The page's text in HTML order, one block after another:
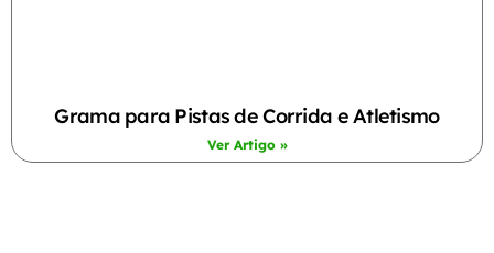
Grama para Pistas de Corrida e Atletismo
Ver Artigo »